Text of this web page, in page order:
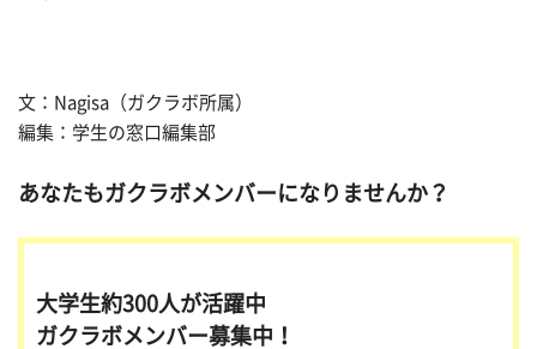
文：Nagisa（ガクラボ所属）
編集：学生の窓口編集部
あなたもガクラボメンバーになりませんか？
大学生約300人が活躍中
ガクラボメンバー募集中！